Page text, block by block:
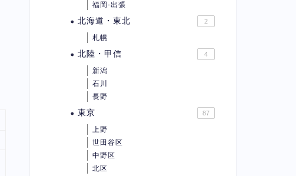
福岡-出張
北海道・東北 2
札幌
北陸・甲信 4
新潟
石川
長野
東京 87
上野
世田谷区
中野区
北区